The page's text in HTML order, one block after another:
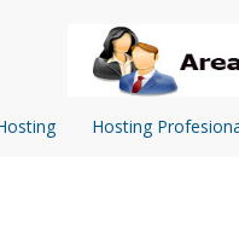
Hosting